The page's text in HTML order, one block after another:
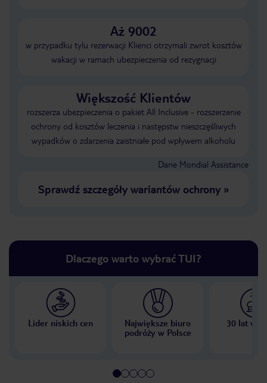
Aż 9002
w przypadku tylu rezerwacji Klienci otrzymali zwrot kosztów
wakacji w ramach ubezpieczenia od rezygnacji
Większość Klientów
rozszerza ubezpieczenia o pakiet All Inclusive - rozszerzenie
ochrony od kosztów leczenia i następstw nieszczęśliwych
wypadków o zdarzenia zaistniałe pod wpływem alkoholu
Dane Mondial Assistance
Sprawdź szczegóły wariantów ochrony»
Dlaczego warto wybrać TUI?
Lider niskich cen
Największe biuro
podróży w Polsce
30 lat w